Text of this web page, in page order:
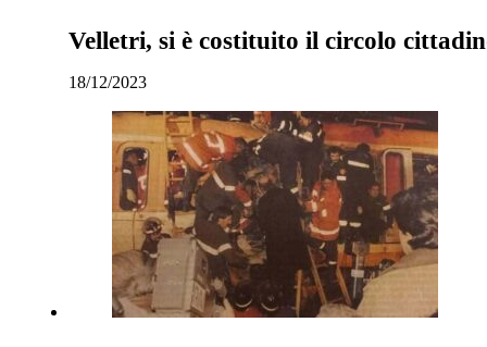
Velletri, si è costituito il circolo
18/12/2023